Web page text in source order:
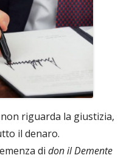
riguarda la giustizia,
il denaro.
di don il Demente